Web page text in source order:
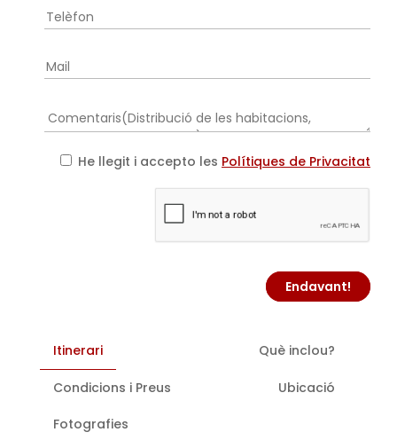
He llegit i accepto les Polítiques de Privacitat
Endavant!
Itinerari Què inclou?
Condicions i Preus Ubicació
Fotografies